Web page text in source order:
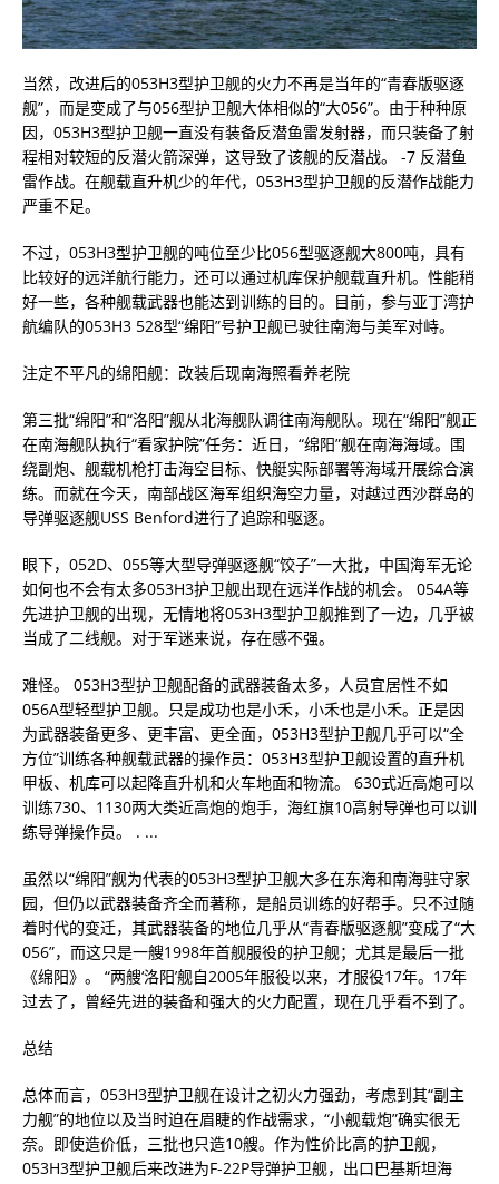
当然，改进后的053H3型护卫舰的火力不再是当年的“青春版驱逐
舰”，而是变成了与056型护卫舰大体相似的“大056”。由于种种原
因，053H3型护卫舰一直没有装备反潜鱼雷发射器，而只装备了射
程相对较短的反潜火箭深弹，这导致了该舰的反潜战。 -7 反潜鱼
雷作战。在舰载直升机少的年代，053H3型护卫舰的反潜作战能力
严重不足。
不过，053H3型护卫舰的吨位至少比056型驱逐舰大800吨，具有
比较好的远洋航行能力，还可以通过机库保护舰载直升机。性能稍
好一些，各种舰载武器也能达到训练的目的。目前，参与亚丁湾护
航编队的053H3 528型“绵阳”号护卫舰已驶往南海与美军对峙。
注定不平凡的绵阳舰：改装后现南海照看养老院
第三批“绵阳”和“洛阳”舰从北海舰队调往南海舰队。现在“绵阳”舰正
在南海舰队执行“看家护院”任务：近日，“绵阳”舰在南海海域。围
绕副炮、舰载机枪打击海空目标、快艇实际部署等海域开展综合演
练。而就在今天，南部战区海军组织海空力量，对越过西沙群岛的
导弹驱逐舰USS Benford进行了追踪和驱逐。
眼下，052D、055等大型导弹驱逐舰“饺子”一大批，中国海军无论
如何也不会有太多053H3护卫舰出现在远洋作战的机会。 054A等
先进护卫舰的出现，无情地将053H3型护卫舰推到了一边，几乎被
当成了二线舰。对于军迷来说，存在感不强。
难怪。 053H3型护卫舰配备的武器装备太多，人员宜居性不如
056A型轻型护卫舰。只是成功也是小禾，小禾也是小禾。正是因
为武器装备更多、更丰富、更全面，053H3型护卫舰几乎可以“全
方位”训练各种舰载武器的操作员：053H3型护卫舰设置的直升机
甲板、机库可以起降直升机和火车地面和物流。 630式近高炮可以
训练730、1130两大类近高炮的炮手，海红旗10高射导弹也可以训
练导弹操作员。 . ...
虽然以“绵阳”舰为代表的053H3型护卫舰大多在东海和南海驻守家
园，但仍以武器装备齐全而著称，是船员训练的好帮手。只不过随
着时代的变迁，其武器装备的地位几乎从“青春版驱逐舰”变成了“大
056”，而这只是一艘1998年首舰服役的护卫舰；尤其是最后一批
《绵阳》。 “两艘‘洛阳’舰自2005年服役以来，才服役17年。17年
过去了，曾经先进的装备和强大的火力配置，现在几乎看不到了。
总结
总体而言，053H3型护卫舰在设计之初火力强劲，考虑到其“副主
力舰”的地位以及当时迫在眉睫的作战需求，“小舰载炮”确实很无
奈。即使造价低，三批也只造10艘。作为性价比高的护卫舰，
053H3型护卫舰后来改进为F-22P导弹护卫舰，出口巴基斯坦海